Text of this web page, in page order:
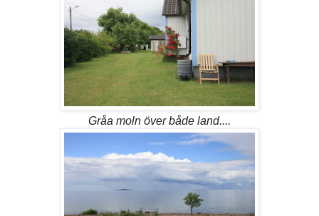
Gråa moln över både land....